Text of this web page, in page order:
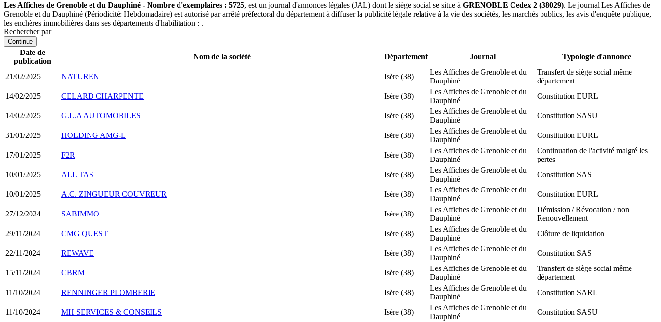
Les Affiches de Grenoble et du Dauphiné - Nombre d'exemplaires : 5725, est un journal d'annonces légales (JAL) dont le siège social se situe à GRENOBLE Cedex 2 (38029). Le journal Les Affiches de
Grenoble et du Dauphiné (Périodicité: Hebdomadaire) est autorisé par arrêté préfectoral du département à diffuser la publicité légale relative à la vie des sociétés, les marchés publics, les avis d'enquête publique,
les enchères immobilières dans ses départements d'habilitation : .
Rechercher par
Continue
Date de
publication
Nom de la société Département Journal Typologie d'annonce
21/02/2025 NATUREN Isère (38)
Les Affiches de Grenoble et du
Dauphiné
Transfert de siège social même
département
14/02/2025
CELARD CHARPENTE Isère (38)
Les Affiches de Grenoble et du
Dauphiné
Constitution EURL
14/02/2025 G.L.A AUTOMOBILES Isère (38)
Les Affiches de Grenoble et du
Dauphiné
Constitution SASU
31/01/2025 HOLDING AMG-L Isère (38)
Les Affiches de Grenoble et du
Dauphiné
Constitution EURL
17/01/2025 F2R Isère (38)
Les Affiches de Grenoble et du
Dauphiné
Continuation de l'activité malgré les
pertes
10/01/2025
ALL TAS Isère (38)
Les Affiches de Grenoble et du
Dauphiné
Constitution SAS
10/01/2025 A.C. ZINGUEUR COUVREUR Isère (38)
Les Affiches de Grenoble et du
Dauphiné
Constitution EURL
27/12/2024 SABIMMO Isère (38)
Les Affiches de Grenoble et du
Dauphiné
Démission / Révocation / non
Renouvellement
29/11/2024
CMG QUEST Isère (38)
Les Affiches de Grenoble et du
Dauphiné
Clôture de liquidation
22/11/2024 REWAVE Isère (38)
Les Affiches de Grenoble et du
Dauphiné
Constitution SAS
15/11/2024 CBRM Isère (38)
Les Affiches de Grenoble et du
Dauphiné
Transfert de siège social même
département
11/10/2024
RENNINGER PLOMBERIE Isère (38)
Les Affiches de Grenoble et du
Dauphiné
Constitution SARL
11/10/2024 MH SERVICES & CONSEILS Isère (38)
Les Affiches de Grenoble et du
Dauphiné
Constitution SASU